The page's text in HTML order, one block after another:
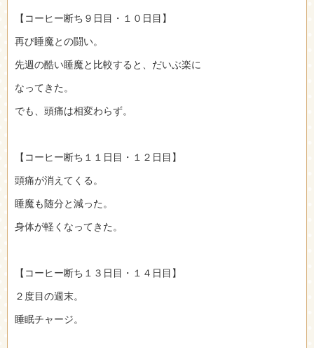
【コーヒー断ち９日目・１０日目】
再び睡魔との闘い。
先週の酷い睡魔と比較すると、だいぶ楽に
なってきた。
でも、頭痛は相変わらず。
【コーヒー断ち１１日目・１２日目】
頭痛が消えてくる。
睡魔も随分と減った。
身体が軽くなってきた。
【コーヒー断ち１３日目・１４日目】
２度目の週末。
睡眠チャージ。